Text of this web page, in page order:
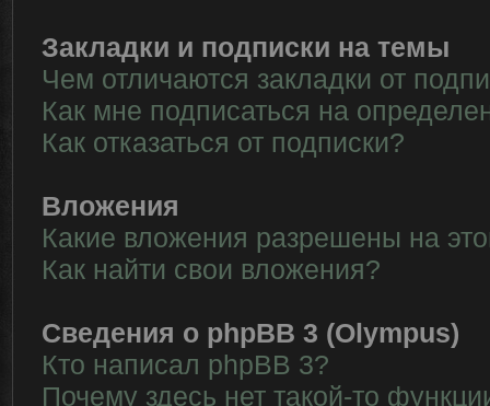
Закладки и подписки на темы
Чем отличаются закладки от
Как мне подписаться на
Как отказаться от подписки?
Вложения
Какие вложения разрешены на
Как найти свои вложения?
Сведения о phpBB 3 (Olympus)
Кто написал phpBB 3?
Почему здесь нет такой-то